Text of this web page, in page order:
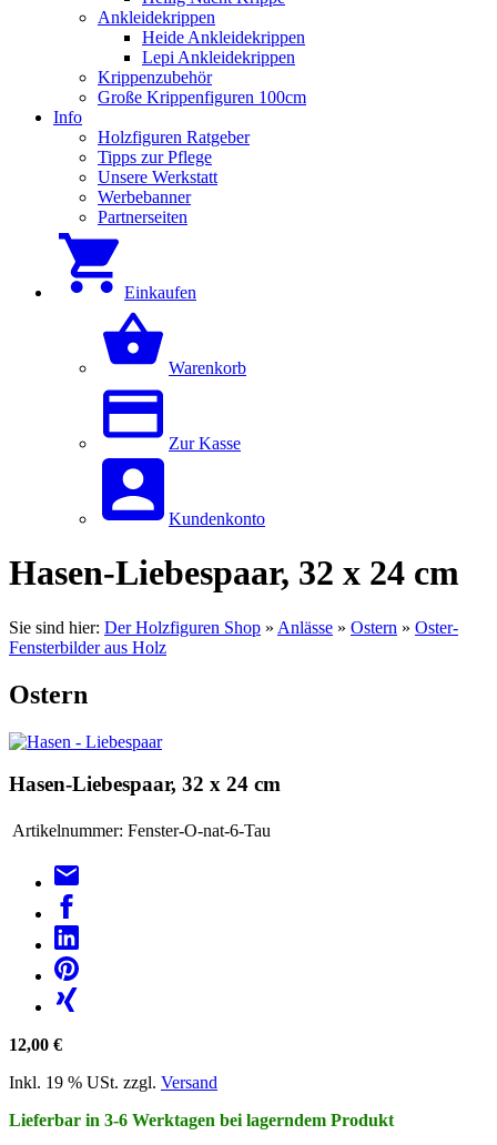
Ankleidekrippen
Heide Ankleidekrippen
Lepi Ankleidekrippen
Krippenzubehör
Große Krippenfiguren 100cm
Info
Holzfiguren Ratgeber
Tipps zur Pflege
Unsere Werkstatt
Werbebanner
Partnerseiten
Einkaufen
Warenkorb
Zur Kasse
Kundenkonto
Hasen-Liebespaar, 32 x 24 cm
Sie sind hier: Der Holzfiguren Shop » Anlässe » Ostern » Oster-
Fensterbilder aus Holz
Ostern
Hasen-Liebespaar, 32 x 24 cm
Artikelnummer: Fenster-O-nat-6-Tau
12,00 €
Inkl. 19 % USt. zzgl. Versand
Lieferbar in 3-6 Werktagen bei lagerndem Produkt